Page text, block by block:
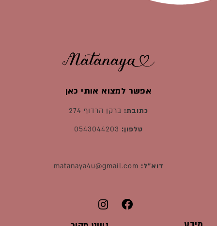
אפשר למצוא אותי כאן
כתובת: ברקן הרדוף 274
טלפון:
דוא"ל: matanaya4u@gmail.com